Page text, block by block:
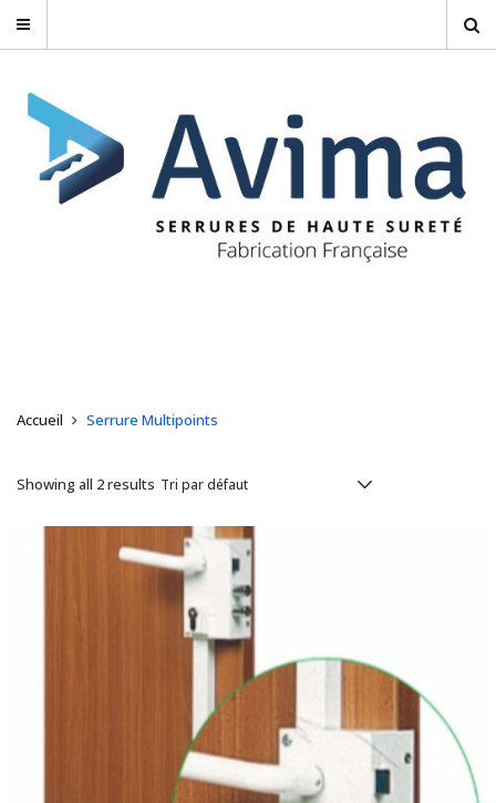
Accueil Serrure Multipoints
Showing all 2 results